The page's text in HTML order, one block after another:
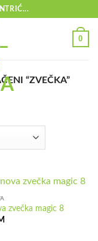
0
“ZVEČKA”
zvečka magic 8